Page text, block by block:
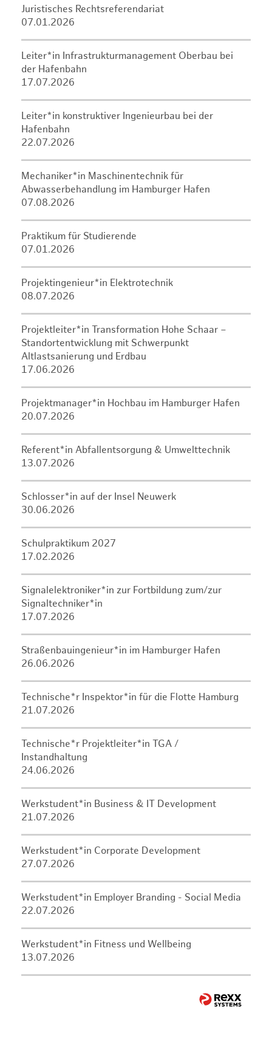
Juristisches Rechtsreferendariat
07.01.2026
Leiter*in Infrastrukturmanagement Oberbau bei
der Hafenbahn
17.07.2026
Leiter*in konstruktiver Ingenieurbau bei der
Hafenbahn
22.07.2026
Mechaniker*in Maschinentechnik für
Abwasserbehandlung im Hamburger Hafen
07.08.2026
Praktikum für Studierende
07.01.2026
Projektingenieur*in Elektrotechnik
08.07.2026
Projektleiter*in Transformation Hohe Schaar –
Standortentwicklung mit Schwerpunkt
Altlastsanierung und Erdbau
17.06.2026
Projektmanager*in Hochbau im Hamburger Hafen
20.07.2026
Referent*in Abfallentsorgung & Umwelttechnik
13.07.2026
Schlosser*in auf der Insel Neuwerk
30.06.2026
Schulpraktikum 2027
17.02.2026
Signalelektroniker*in zur Fortbildung zum/zur
Signaltechniker*in
17.07.2026
Straßenbauingenieur*in im Hamburger Hafen
26.06.2026
Technische*r Inspektor*in für die Flotte Hamburg
21.07.2026
Technische*r Projektleiter*in TGA /
Instandhaltung
24.06.2026
Werkstudent*in Business & IT Development
21.07.2026
Werkstudent*in Corporate Development
27.07.2026
Werkstudent*in Employer Branding - Social Media
22.07.2026
Werkstudent*in Fitness und Wellbeing
13.07.2026